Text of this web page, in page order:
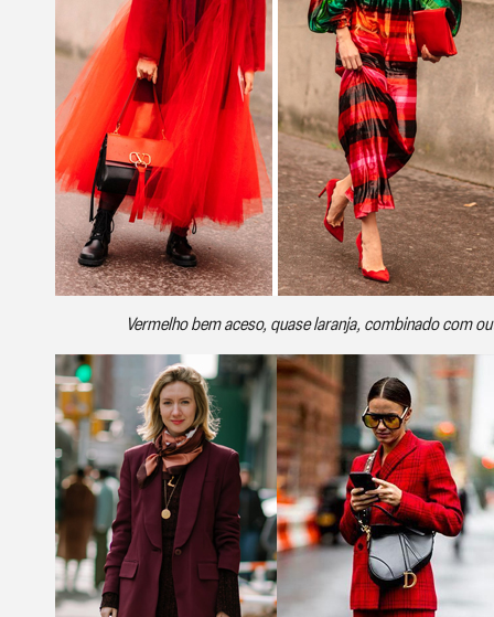
Vermelho bem aceso, quase laranja, combinado com